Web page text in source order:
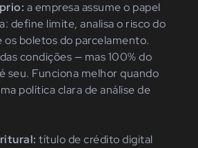
a empresa assume o papel
define limite, analisa o risco do
boletos do parcelamento.
condições — mas 100% do
seu. Funciona melhor quando
política clara de análise de
título de crédito digital